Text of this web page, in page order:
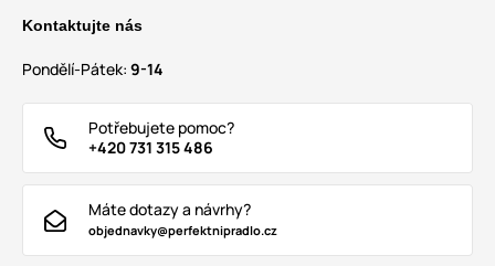
Kontaktujte nás
Pondělí-Pátek: 9-14
Potřebujete pomoc?
+420 731 315 486
Máte dotazy a návrhy?
objednavky@perfektnipradlo.cz